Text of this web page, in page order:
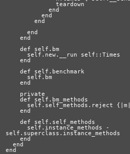
              teardown
            end
          end
        end
      end
    end
    def self.bm
    end
    def self.benchmark
    end
    def self.bm_methods
    end
    def self.self_methods
self.superclass.instance_methods
    end
  end
end